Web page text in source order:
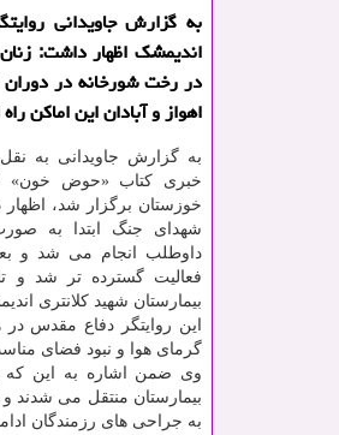
به گزارش جاویدانی
اندیمشک اظهار داشت:
در رخت شورخانه در
اهواز و آبادان این اماکن
به گزارش جاویدانی به
خبری کتاب «حوض خون»
خوزستان برگزار شد،
شهدای جنگ ابتدا به
داوطلب انجام می شد و
بیمارستان شهید کلانتری
این روایتگر دفاع مقدس
گرمای هوا و نبود فضای مناسب سبب
وی ضمن اشاره به این که
بیمارستان منتقل می شدند
به جراحی های رزمندگان